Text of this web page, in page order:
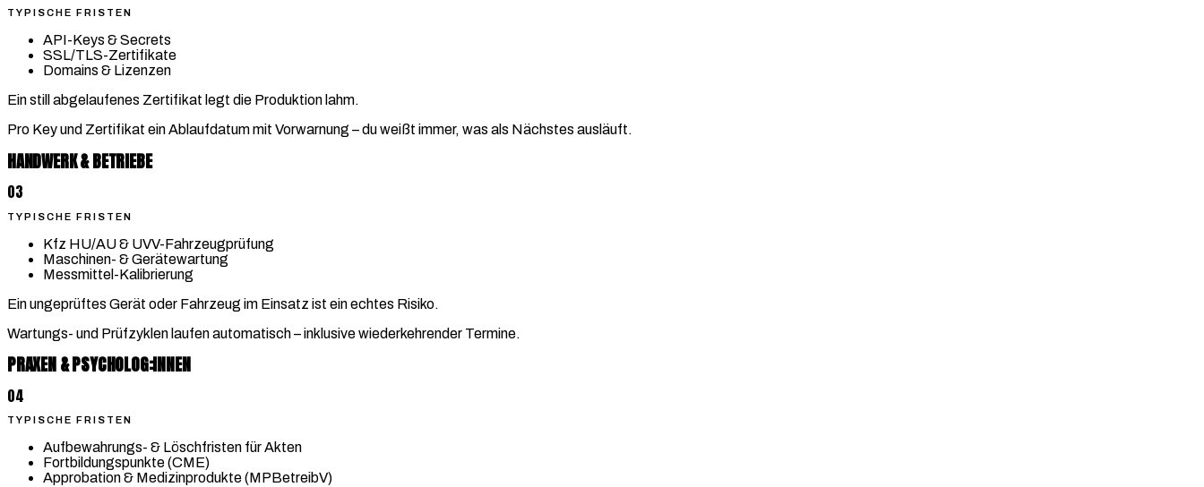
TYPISCHE FRISTEN
API-Keys & Secrets
SSL/TLS-Zertifikate
Domains & Lizenzen
Ein still abgelaufenes Zertifikat legt die Produktion lahm.
Pro Key und Zertifikat ein Ablaufdatum mit Vorwarnung – du weißt immer, was als Nächstes ausläuft.
HANDWERK & BETRIEBE
03
TYPISCHE FRISTEN
Kfz HU/AU & UVV-Fahrzeugprüfung
Maschinen- & Gerätewartung
Messmittel-Kalibrierung
Ein ungeprüftes Gerät oder Fahrzeug im Einsatz ist ein echtes Risiko.
Wartungs- und Prüfzyklen laufen automatisch – inklusive wiederkehrender Termine.
PRAXEN & PSYCHOLOG:INNEN
04
TYPISCHE FRISTEN
Aufbewahrungs- & Löschfristen für Akten
Fortbildungspunkte (CME)
Approbation & Medizinprodukte (MPBetreibV)